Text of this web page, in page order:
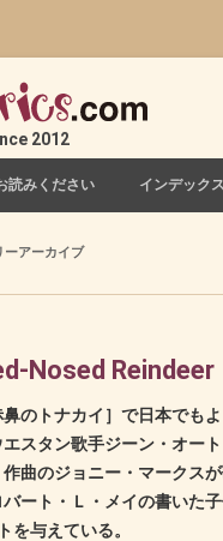
2012
読みください インデックス
ーアーカイブ
Nosed Reindeer
のトナカイ］で日本でも
エスタン歌手ジーン・オー
作曲のジョニー・マークス
ート・Ｌ・メイの書いた
を与えている。